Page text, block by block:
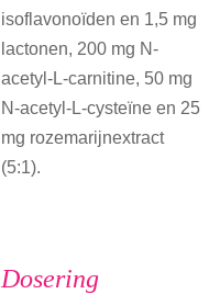
isoflavonoïden en 1,5 mg
lactonen, 200 mg N-
acetyl-L-carnitine, 50 mg
N-acetyl-L-cysteïne en 25
mg rozemarijnextract
(5:1).
Dosering